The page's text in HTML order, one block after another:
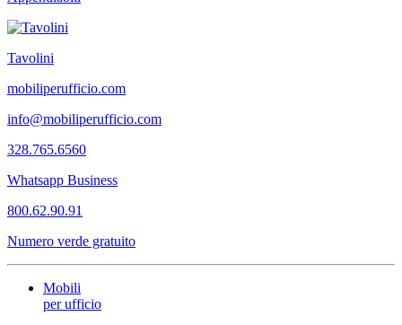
Tavolini
mobiliperufficio.com
info@mobiliperufficio.com
328.765.6560
Whatsapp Business
800.62.90.91
Numero verde gratuito
Mobili
per ufficio